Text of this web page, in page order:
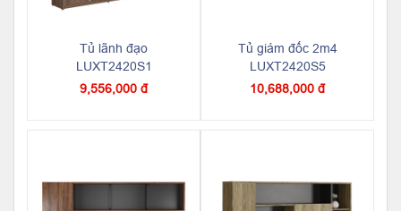
Tủ lãnh đạo
LUXT2420S1
9,556,000 đ
Tủ giám đốc 2m4
LUXT2420S5
10,688,000 đ